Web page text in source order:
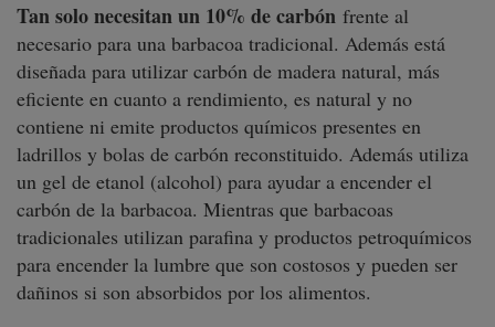
Tan solo necesitan un 10% de carbón frente al
necesario para una barbacoa tradicional. Además está
diseñada para utilizar carbón de madera natural, más
eficiente en cuanto a rendimiento, es natural y no
contiene ni emite productos químicos presentes en
ladrillos y bolas de carbón reconstituido. Además utiliza
un gel de etanol (alcohol) para ayudar a encender el
carbón de la barbacoa. Mientras que barbacoas
tradicionales utilizan parafina y productos petroquímicos
para encender la lumbre que son costosos y pueden ser
dañinos si son absorbidos por los alimentos.